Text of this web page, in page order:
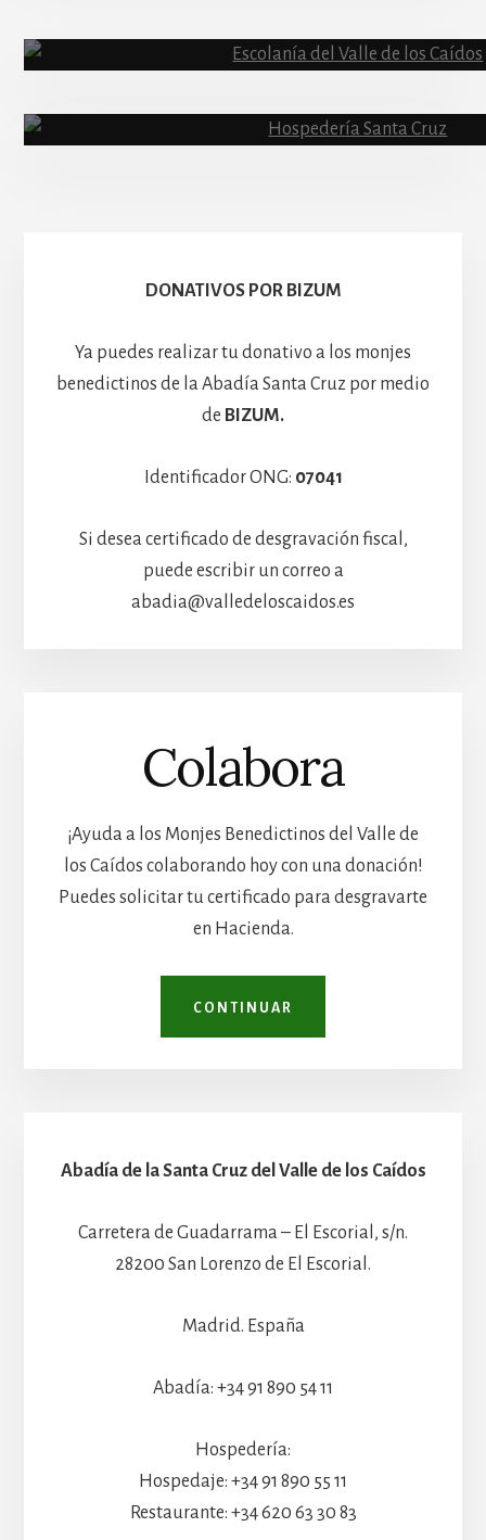
Hospedería
DONATIVOS POR BIZUM
Ya puedes realizar tu donativo a los monjes
benedictinos de la Abadía Santa Cruz por medio
de BIZUM.
Identificador ONG: 07041
Si desea certificado de desgravación fiscal,
puede escribir un correo a
abadia@valledeloscaidos.es
Colabora
¡Ayuda a los Monjes Benedictinos del Valle de
los Caídos colaborando hoy con una donación!
Puedes solicitar tu certificado para desgravarte
en Hacienda.
CONTINUAR
Abadía de la Santa Cruz del Valle de los Caídos
Carretera de Guadarrama – El Escorial, s/n.
28200 San Lorenzo de El Escorial.
Madrid. España
Abadía: +34 91 890 54 11
Hospedería:
Hospedaje: +34 91 890 55 11
Restaurante: +34 620 63 30 83